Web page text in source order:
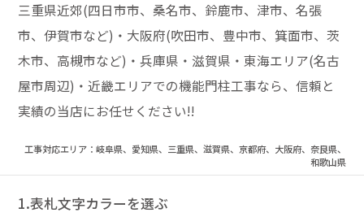
三重県近郊(四日市市、桑名市、鈴鹿市、津市、名張
市、伊賀市など)・大阪府(吹田市、豊中市、箕面市、茨
木市、高槻市など)・兵庫県・滋賀県・東海エリア(名古
屋市周辺)・近畿エリアでの機能門柱工事なら、信頼と
実績の当店にお任せください!!
工事対応エリア：岐阜県、愛知県、三重県、滋賀県、京都府、大阪府、奈良県、
和歌山県
1.表札文字カラーを選ぶ